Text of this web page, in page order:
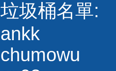
垃圾桶名單:
ankk
chumowu